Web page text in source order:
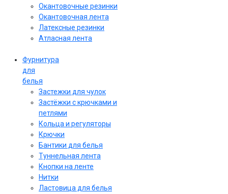
Окантовочные резинки
Окантовочная лента
Латексные резинки
Атласная лента
Фурнитура
для
белья
Застежки для чулок
Застёжки с крючками и
петлями
Кольца и регуляторы
Крючки
Бантики для белья
Туннельная лента
Кнопки на ленте
Нитки
Ластовица для белья